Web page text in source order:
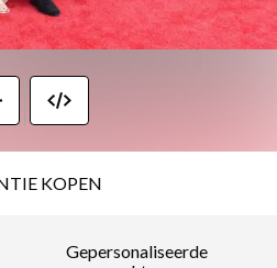
KOPEN
Gepersonaliseerde